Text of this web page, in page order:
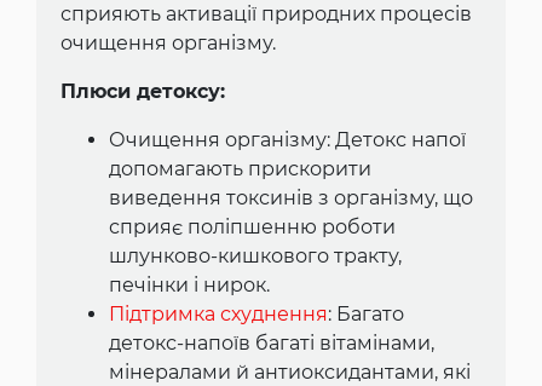
сприяють активації природних процесів
очищення організму.
Плюси детоксу:
Очищення організму: Детокс напої
допомагають прискорити
виведення токсинів з організму, що
сприяє поліпшенню роботи
шлунково-кишкового тракту,
печінки і нирок.
Підтримка схуднення: Багато
детокс-напоїв багаті вітамінами,
мінералами й антиоксидантами, які